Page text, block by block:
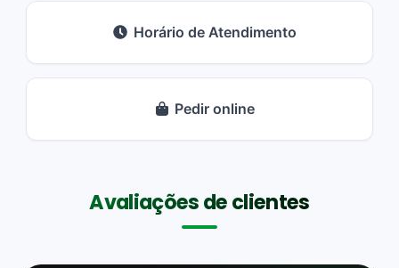
Horário de Atendimento
Pedir online
Avaliações de clientes